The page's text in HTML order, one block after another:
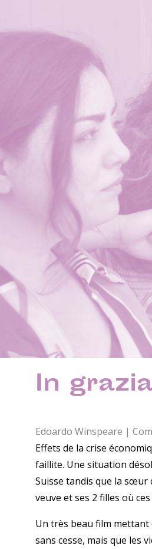
In
Edoardo Winspeare |
Effets de la crise
faillite. Une situation
Suisse tandis que la sœur
veuve et ses 2 filles où
Un très beau film mettant
sans cesse, mais que les